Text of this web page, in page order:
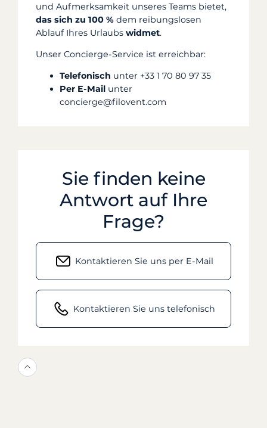
und Aufmerksamkeit unseres Teams bietet,
das sich zu 100 % dem reibungslosen
Ablauf Ihres Urlaubs widmet.
Unser Concierge-Service ist erreichbar:
Telefonisch unter +33 1 70 80 97 35
Per E-Mail unter
concierge@filovent.com
Sie finden keine
Antwort auf Ihre
Frage?
Kontaktieren Sie uns per E-Mail
Kontaktieren Sie uns telefonisch